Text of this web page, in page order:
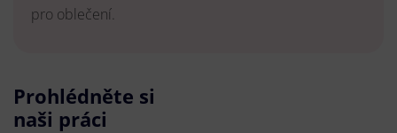
pro oblečení.
Prohlédněte si
naši práci